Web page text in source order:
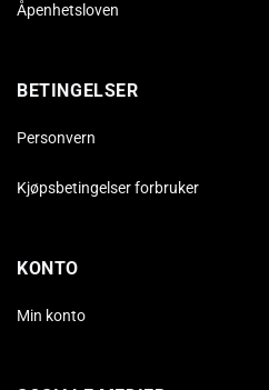
Åpenhetsloven
BETINGELSER
Personvern
Kjøpsbetingelser forbruker
KONTO
Min konto